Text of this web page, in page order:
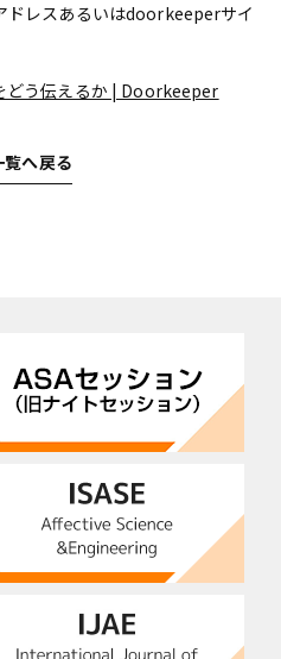
レスあるいはdoorkeeperサイ
う伝えるか | Doorkeeper
覧へ戻る